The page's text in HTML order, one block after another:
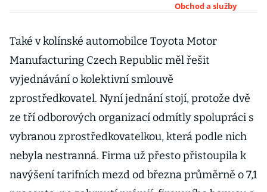
stovky
Pivovar v
Texasu.
manažera i
sládka
Obchod a služby
Také v kolínské automobilce Toyota Motor
Manufacturing Czech Republic měl řešit
vyjednávání o kolektivní smlouvě
zprostředkovatel. Nyní jednání stojí, protože dvě
ze tří odborových organizací odmítly spolupráci s
vybranou zprostředkovatelkou, která podle nich
nebyla nestranná. Firma už přesto přistoupila k
navýšení tarifních mezd od března průměrně o 7,1